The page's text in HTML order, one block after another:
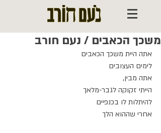
משכך הכאבים / נעם חורב
אתה היית משכך הכאבים
לימים העצובים
אתה מבין,
הייתי זקוקה לגבר-מלאך
להיתלות לו בכנפיים
אחרי שההוא הלך